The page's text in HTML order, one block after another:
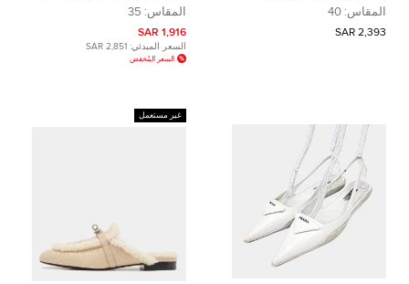
أحمر سبايدر مقاس 38
المقاس: 40
2,393 SAR
لامع بيج/كريمي بسير للكاحل مقاس
39المقاس: 35
1,916 SAR
السعر المبدئي: 2,851 SAR
السعر المُخفض
غير مستعمل